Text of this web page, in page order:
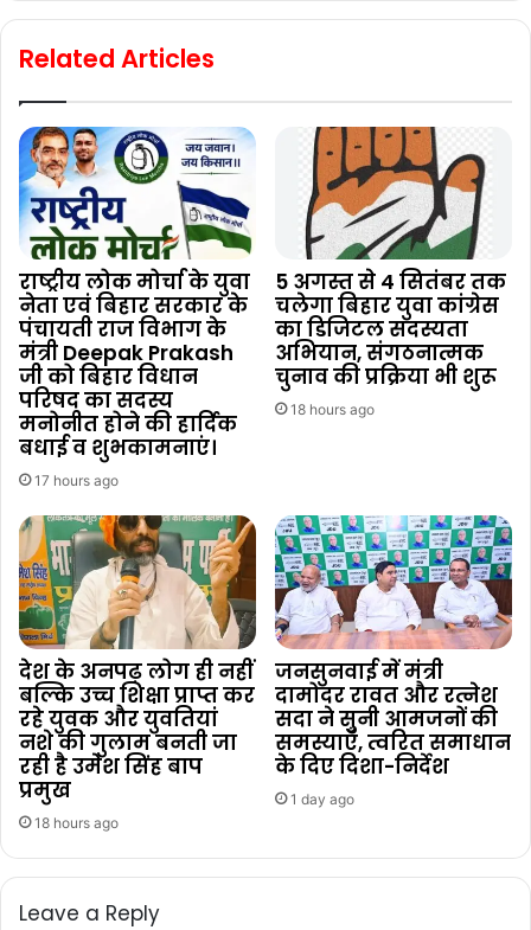
Related Articles
राष्ट्रीय लोक मोर्चा के युवा
नेता एवं बिहार सरकार के
पंचायती राज विभाग के
मंत्री Deepak Prakash
जी को बिहार विधान
परिषद का सदस्य
मनोनीत होने की हार्दिक
बधाई व शुभकामनाएं।
17 hours ago
5 अगस्त से 4 सितंबर तक
चलेगा बिहार युवा कांग्रेस
का डिजिटल सदस्यता
अभियान, संगठनात्मक
चुनाव की प्रक्रिया भी शुरू
18 hours ago
देश के अनपढ़ लोग ही नहीं
बल्कि उच्च शिक्षा प्राप्त कर
रहे युवक और युवतियां
नशे की गुलाम बनती जा
रही है उमेश सिंह बाप
प्रमुख
18 hours ago
जनसुनवाई में मंत्री
दामोदर रावत और रत्नेश
सदा ने सुनी आमजनों की
समस्याएँ, त्वरित समाधान
के दिए दिशा-निर्देश
1 day ago
Leave a Reply